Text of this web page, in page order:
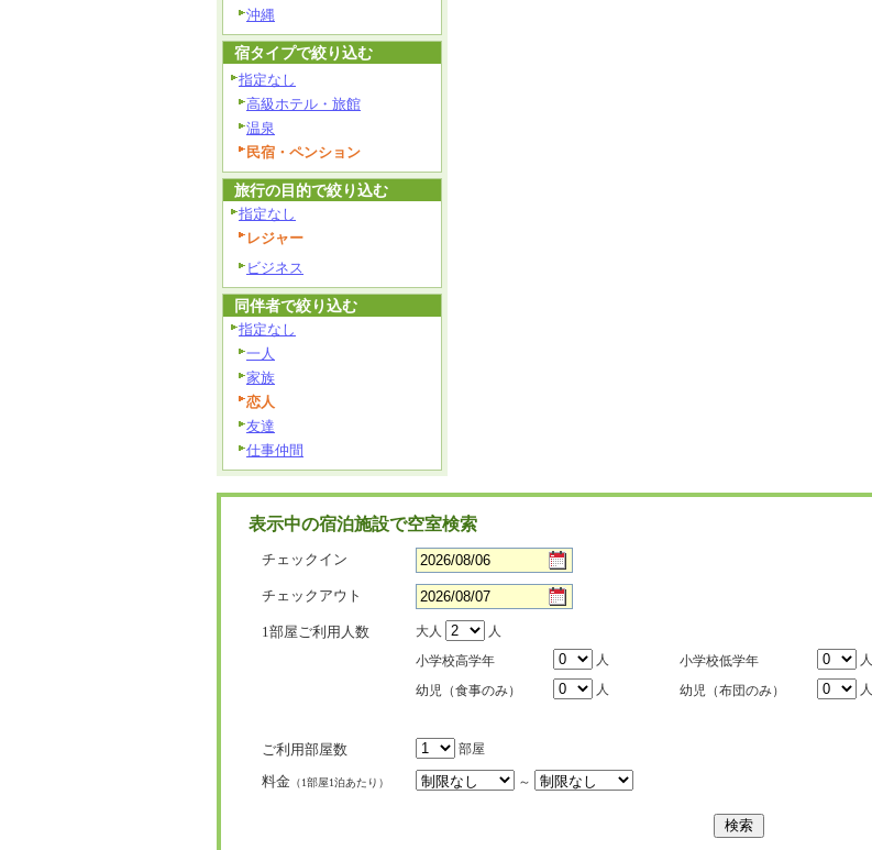
沖縄
宿タイプで絞り込む
指定なし
高級ホテル・旅館
温泉
民宿・ペンション
旅行の目的で絞り込む
指定なし
レジャー
ビジネス
同伴者で絞り込む
指定なし
一人
家族
恋人
友達
仕事仲間
表示中の宿泊施設で空室検索
チェックイン
チェックアウト
1部屋ご利用人数 大人
人
小学校高学年
人 小学校低学年 人
幼児（食事のみ）
人 幼児（布団のみ） 人
ご利用部屋数 部屋
料金 （1部屋1泊あたり） ～